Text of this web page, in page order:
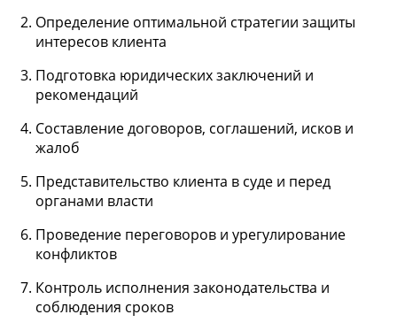
Определение оптимальной стратегии защиты
интересов клиента
Подготовка юридических заключений и
рекомендаций
Составление договоров, соглашений, исков и
жалоб
Представительство клиента в суде и перед
органами власти
Проведение переговоров и урегулирование
конфликтов
Контроль исполнения законодательства и
соблюдения сроков